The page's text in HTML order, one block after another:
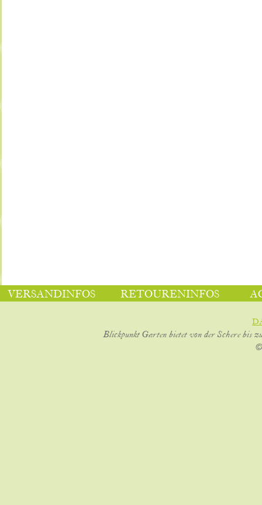
VERSANDINFOS RETOURENINFOS
Blickpunkt Garten bietet von der Schere bis